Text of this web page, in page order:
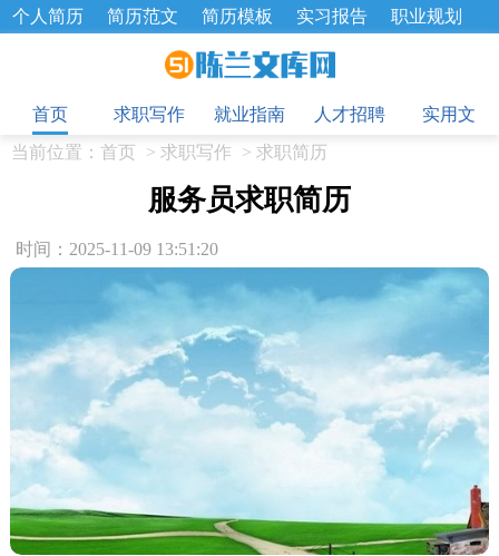
个人简历 简历范文 简历模板 实习报告
职业规划
招聘选拔 绩效考核 企业文化
工作总结
辞职报告
首页
求职写作 就业指南 人才招聘
实用文
当前位置： 首页 > 求职写作 > 求职简历
服务员求职简历
时间：2025-11-09 13:51:20